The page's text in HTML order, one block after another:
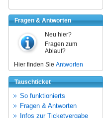
Fragen & Antworten
Neu hier?
Fragen zum
Ablauf?
Hier finden Sie Antworten
Tauschticket
So funktionierts
Fragen & Antworten
Infos zur Ticketvergabe